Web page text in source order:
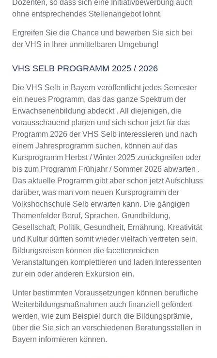
Dozenten, so dass sich eine Initiativbewerbung auch
ohne entsprechendes Stellenangebot lohnt.
Ergreifen Sie die Chance und bewerben Sie sich bei
der VHS in Ihrer unmittelbaren Umgebung!
VHS SELB PROGRAMM 2025 / 2026
Die VHS Selb in Bayern veröffentlicht jedes Semester
ein neues Programm, das das ganze Spektrum der
Erwachsenenbildung abdeckt . All diejenigen, die
vorausschauend planen und sich schon jetzt für das
Programm 2026 der VHS Selb interessieren und nach
einem Jahresprogramm suchen, können auf das
Kursprogramm Herbst / Winter 2025 zurückgreifen oder
bis zum Programm Frühjahr / Sommer 2026 abwarten .
Das aktuelle Programm gibt aber schon jetzt Aufschluss
darüber, was man vom neuen Kursprogramm der
Volkshochschule Selb erwarten kann. Die gängigen
Themenfelder Beruf, Sprachen, Grundbildung,
Gesellschaft, Politik, Gesundheit, Ernährung, Kreativität
und Kultur dürften somit wieder vielfach vertreten sein.
Bildungsreisen können die facettenreichen
Veranstaltungen komplettieren und laden Interessenten
zur ein oder anderen Exkursion ein.
Unter bestimmten Voraussetzungen können berufliche
Weiterbildungsmaßnahmen auch finanziell gefördert
werden, wie zum Beispiel durch die Bildungsprämie,
über die Sie sich an verschiedenen Beratungsstellen in
Bayern informieren können.